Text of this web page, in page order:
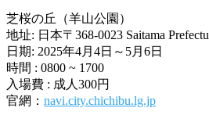
芝桜の丘（羊山公園）
地址: 日本〒368-0023 Saitama
日期: 2025年4月4日～5月6日
時間 : 0800 ~ 1700
入場費 : 成人300円
官網： navi.city.chichibu.lg.jp